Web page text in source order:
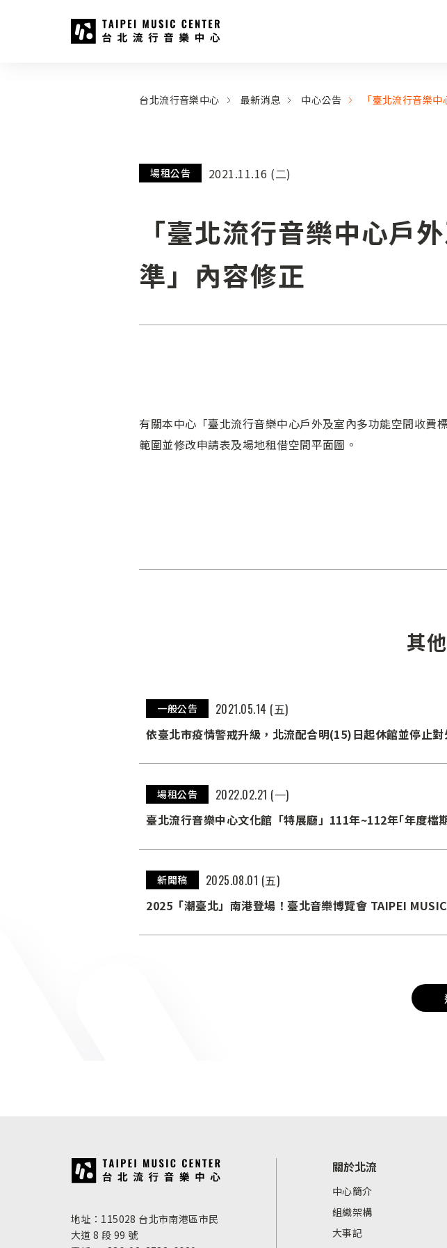
:::
台北流行音樂中心 最新消息 中心公告 「臺北流行音樂
場租公告 2021.11.16 (二)
「臺北流行音樂中心戶
準」內容修正
有關本中心「臺北流行音樂中心戶外及室內多功能空間收
範圍並修改申請表及場地租借空間平面圖。
其
一般公告
2021.05.14 (五)
依臺北市疫情警戒升級，北流配合明(15)日起休館並停止
場租公告
2022.02.21 (一)
臺北流行音樂中心文化館「特展廳」111年~112年｢年度檔
新聞稿
2025.08.01 (五)
2025「潮臺北」南港登場！臺北音樂博覽會 TAIPEI
:::
地址：115028 台北市南港區市民
大道 8 段 99 號
關於北流
中心簡介
組織架構
大事記